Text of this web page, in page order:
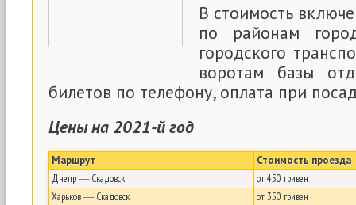
В стоимость
по районам
городского
воротам базы
билетов по телефону, оплата при
Цены на 2021-й год
Маршрут
Стоимость проезда
Днепр ― Скадовск
от 450 гривен
Харьков ― Скадовск
от 350 гривен